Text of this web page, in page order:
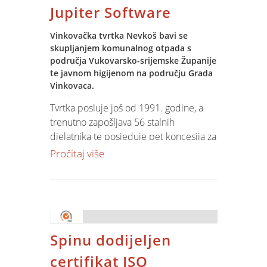
Također, subota je rezervirana za
cjelovečernji glazbeni event – Open
Space by KulenDayz koji će se održati u
Kazamatu, a vrata su otvorena za sve
zainteresirane.
Prijave za konferenciju su otvorene, a
više informacija možete pronaći na
linku.
Jupiter Software
Vinkovačka tvrtka Nevkoš bavi se
skupljanjem komunalnog otpada s
područja Vukovarsko-srijemske Županije
te javnom higijenom na području Grada
Vinkovaca.
Tvrtka posluje još od 1991. godine, a
trenutno zapošljava 56 stalnih
djelatnika te posjeduje pet koncesija za
skupljanje i prijevoz komunalnog
tvrtka Nevkoš odabrala je Jupiter
Software rješenja za integraciju svojih
poslovnih procesa. Projekt je započeo
u listopadu prošle godine, a
Pročitaj više
Spinu dodijeljen
certifikat ISO